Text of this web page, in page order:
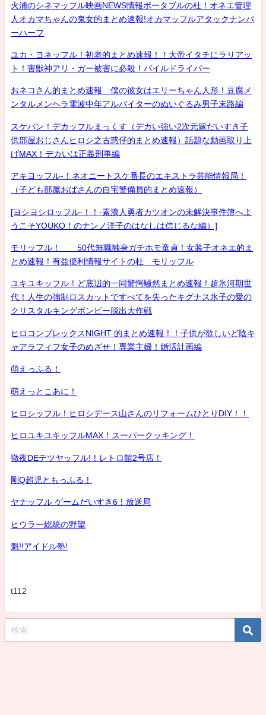
火浦のシネマッフル映画NEWS情報ポータブルの杜！オネエ管理
人オカマちゃんの鬼女的まとめ速報!オカマッフルアタックナンバ
ーハーフ
ユカ・ヨネッフル！初老的まとめ速報！！大帝イタチにラリアッ
ト！害獣神アリ・ガー被害に必殺！パイルドライバー
おネコさん的まとめ速報 僕の彼女はエリーちゃん人形！豆腐メ
ンタルメンヘラ電波中年アルバイターのぬいぐるみ男子末路編
スケバン！デカッフルまっくす（デカい強い2次元嫁だいすき子
供部屋おじさんヒロシ之古惑仔的まとめ速報）話題な動画取り上
げMAX！デカいは正義刑事編
アキヨッフル-！ネオニートスケ番長のエキストラ芸能情報局！
（子ども部屋おばさんの自宅警備員的まとめ速報）
[ヨシヨシロッフル-！！-素浪人勇者カツオンの未解決事件簿へよ
うこそYOUKO！のナンノ洋子のはなしは信じるな編）]
モリッフル！ 50代無職独身ガチホモ童貞！女装子オネエ的ま
とめ速報！有益便利情報サイトの杜 モリッフル
ユキユキッフル！ど底辺的一同驚愕騒然まとめ速報！超氷河期世
代！人生の強制ロスカットですべてを失ったキグナス氷子の愛の
クリスタルキングボンビー脱出大作戦
ヒロコンプレックスNIGHT 的まとめ速報！！子供が欲しいど陰キ
ャアラフィフ女子のめざせ！専業主婦！婚活計画編
萌えっふる！
萌えっとこあに！
ヒロシッフル！ヒロシデース山さんのリフォームひとりDIY！！
ヒロユキユキッフルMAX！スーパークッキング！
徹夜DEテツヤッフル!！レトロ館2号店！
剛Q超児ともっふる！
ヤナッフル ゲームだいすき6！放送局
ヒウラー総統の野望
魁!!アイドル塾!
t112